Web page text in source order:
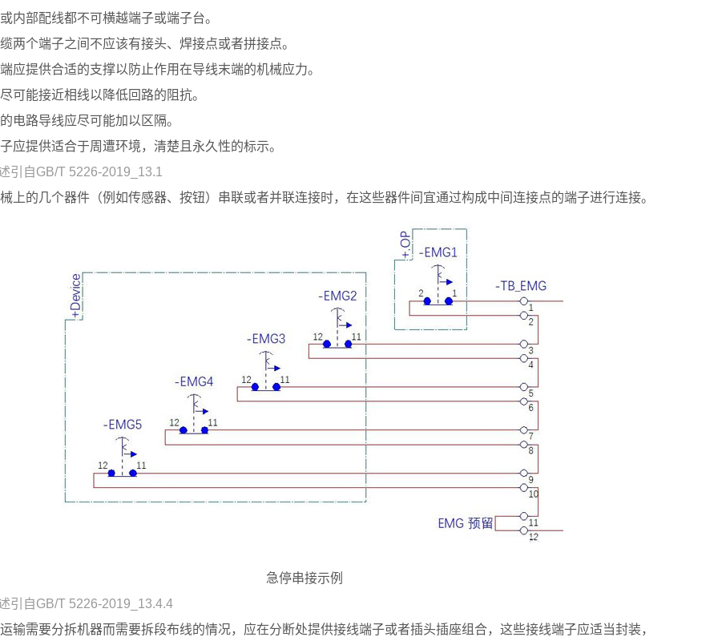
内部配线都不可横越端子或端子台。
两个端子之间不应该有接头、焊接点或者拼接点。
应提供合适的支撑以防止作用在导线末端的机械应力。
可能接近相线以降低回路的阻抗。
电路导线应尽可能加以区隔。
应提供适合于周遭环境，清楚且永久性的标示。
引自GB/T 5226-2019_13.1
上的几个器件（例如传感器、按钮）串联或者并联连接时，在这些器件间宜通过构成中间连接点的端子进行连接。
急停串接示例
引自GB/T 5226-2019_13.4.4
输需要分拆机器而需要拆段布线的情况，应在分断处提供接线端子或者插头插座组合，这些接线端子应适当封装，